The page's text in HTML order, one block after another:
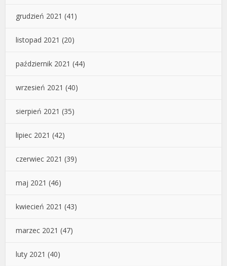
grudzień 2021 (41)
listopad 2021 (20)
październik 2021 (44)
wrzesień 2021 (40)
sierpień 2021 (35)
lipiec 2021 (42)
czerwiec 2021 (39)
maj 2021 (46)
kwiecień 2021 (43)
marzec 2021 (47)
luty 2021 (40)